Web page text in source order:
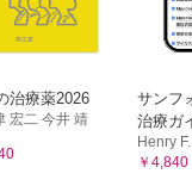
心理検査の特徴と留意
にDBSを希望した男性
治療薬2026
宏二 今井 靖
サンフ
治療ガ
Henry
￥4,840